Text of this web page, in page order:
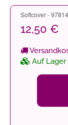
Softcover -
12,50 €
Auf Lager